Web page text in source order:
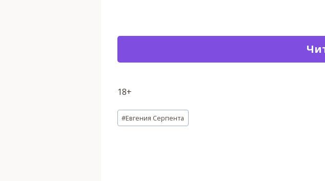
18+
Метки
записи:
#Евгения Серпента